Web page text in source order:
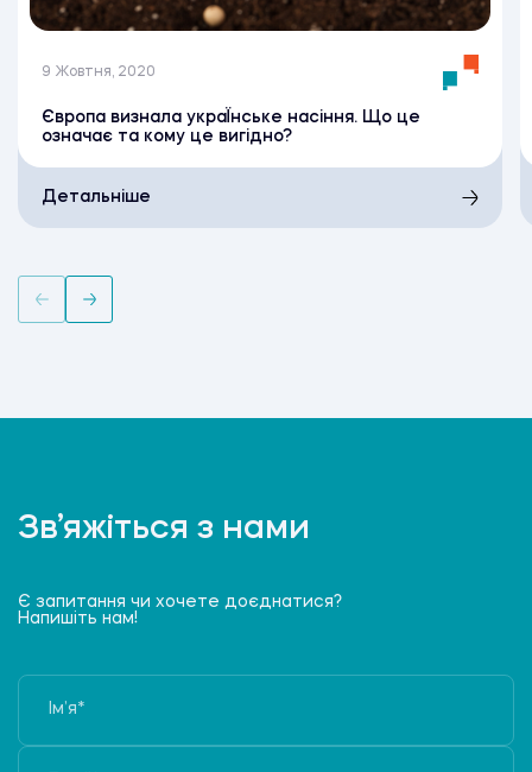
9 Жовтня, 2020
Європа визнала украЇнське насіння. Що це
означає та кому це вигідно?
Детальніше
Зв’яжіться з нами
Є запитання чи хочете доєднатися?
Напишіть нам!